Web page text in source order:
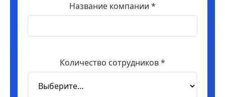
Название компании *
Количество сотрудников *